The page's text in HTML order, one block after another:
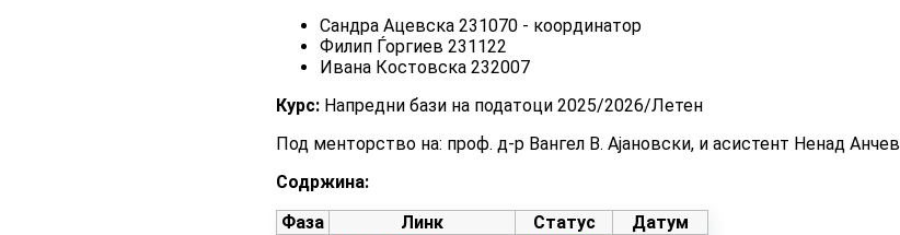
Сандра Ацевска 231070 - координатор
Филип Ѓоргиев 231122
Ивана Костовска 232007
Курс: Напредни бази на податоци 2025/2026/Летен
Под менторство на: проф. д-р Вангел В. Ајановски, и асистент Ненад Анчев
Содржина:
Фаза
Линк Статус
Датум